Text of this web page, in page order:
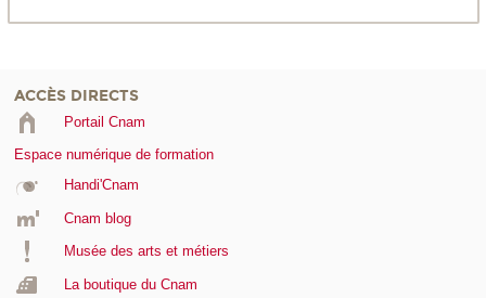
ACCÈS DIRECTS
Portail Cnam
Espace numérique de formation
Handi'Cnam
Cnam blog
Musée des arts et métiers
La boutique du Cnam